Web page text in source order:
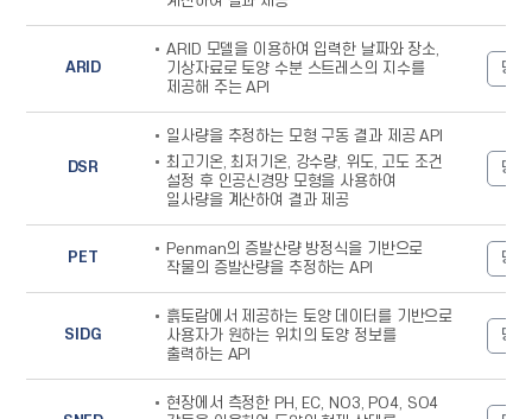
ARID
ARID 모델을 이용하여 입력한 날짜와 장소,
기상자료로 토양 수분 스트레스의 지수를
제공해 주는 API
명세
DSR
일사량을 추정하는 모형 구동 결과 제공 API
최고기온, 최저기온, 강수량, 위도, 고도 조건
설정 후 인공신경망 모형을 사용하여
일사량을 계산하여 결과 제공
명세
PET
Penman의 증발산량 방정식을 기반으로
작물의 증발산량을 추정하는 API
명세
SIDG
흙토람에서 제공하는 토양 데이터를 기반으로
사용자가 원하는 위치의 토양 정보를
출력하는 API
명세
현장에서 측정한 PH, EC, NO3, PO4, SO4